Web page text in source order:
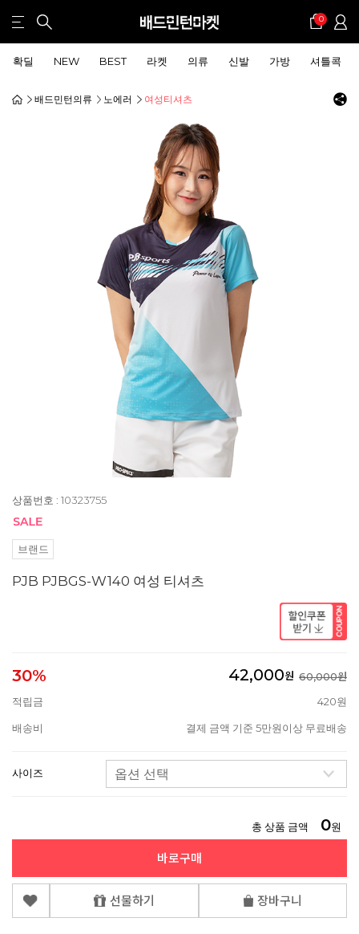
0
확딜 NEW BEST 라켓 의류 신발 가방 셔틀콕
배드민턴의류 노에러 여성티셔츠
상품번호 : 10323755
브랜드
PJB PJBGS-W140 여성 티셔츠
30% 42,000원 60,000원
적립금
420원
배송비 결제 금액 기준 5만원이상 무료배송
사이즈
총 상품 금액 0원
바로구매
선물하기 장바구니